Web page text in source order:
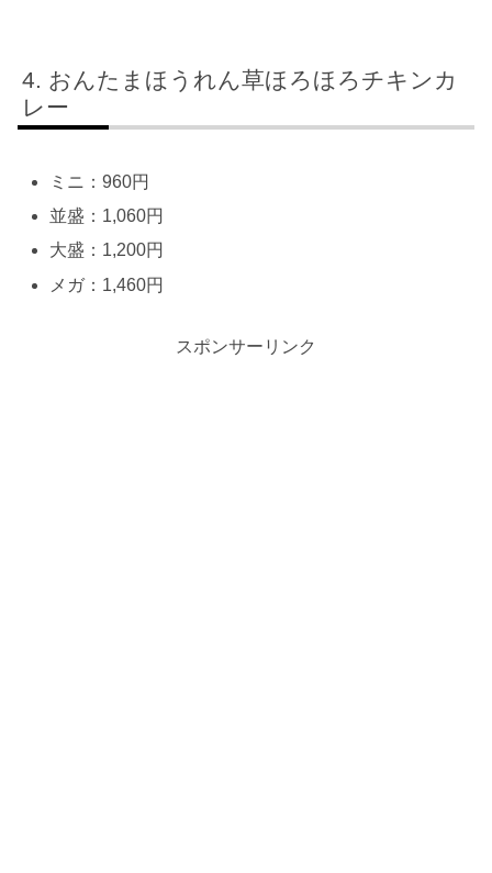
おんたまほうれん草ほろほろチキンカ
レー
ミニ：960円
並盛：1,060円
大盛：1,200円
メガ：1,460円
スポンサーリンク